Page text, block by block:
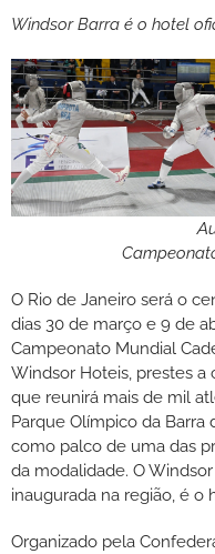
Windsor Barra é o hotel
O Rio de Janeiro será o
dias 30 de março e 9 de
Campeonato Mundial
Windsor Hoteis, prestes
que reunirá mais de mil
Parque Olímpico da Barra
como palco de uma das
da modalidade. O
inaugurada na região, é o
Organizado pela